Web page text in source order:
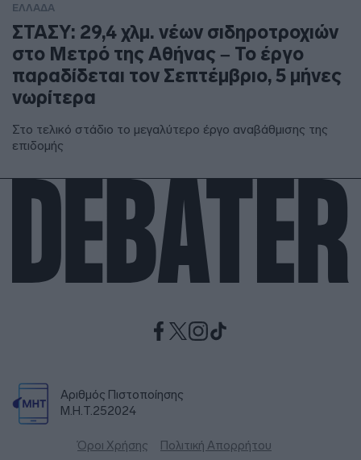
ΕΛΛΑΔΑ
ΣΤΑΣΥ: 29,4 χλμ. νέων σιδηροτροχιών
στο Μετρό της Αθήνας – Το έργο
παραδίδεται τον Σεπτέμβριο, 5 μήνες
νωρίτερα
Στο τελικό στάδιο το μεγαλύτερο έργο αναβάθμισης της
επιδομής
Αριθμός Πιστοποίησης
Μ.Η.Τ.252024
Όροι Χρήσης Πολιτική Απορρήτου